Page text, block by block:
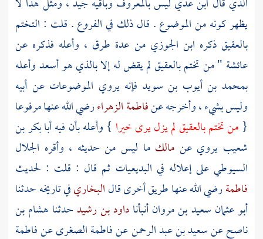
يظهر كونه من الموضوع . قال ذلك في الفروع . قلت : التختم
بالعقيق ذكره ابن الجوزيمن عدة طرق ، وأعله فذكره عن
عائشة " من تختم بالعقيق لم يقض له إلا بالذي هو أسعد وأعله
بمحمد بن أيوب بن سويد فإنه يروي الموضوعات عن أبيه
وليس بشيء ، وأخرجه عنفاطمة الزهراءرضي الله عنها مرفوعا
{ من تختم بالعقيق لم يزل يرى خيرا } وأعله بأن فيهأبا بكر بن
شعيب يروي عن مالكما ليس من حديثه ، وأقره الجلال
السيوطيعلى إعلاله في البديعيات ثم قال : قلت : لحديث
فاطمةرضي الله عنها طريق أخرى قالالبخاريفي تاريخه حدثنا
أبو عثمان سعيد بن مروانأنبأناداود بن رشيدحدثنا هشام بن
ناصحعنسعيد بن عبد الرحمنعنفاطمة الصغرىعنفاطمة